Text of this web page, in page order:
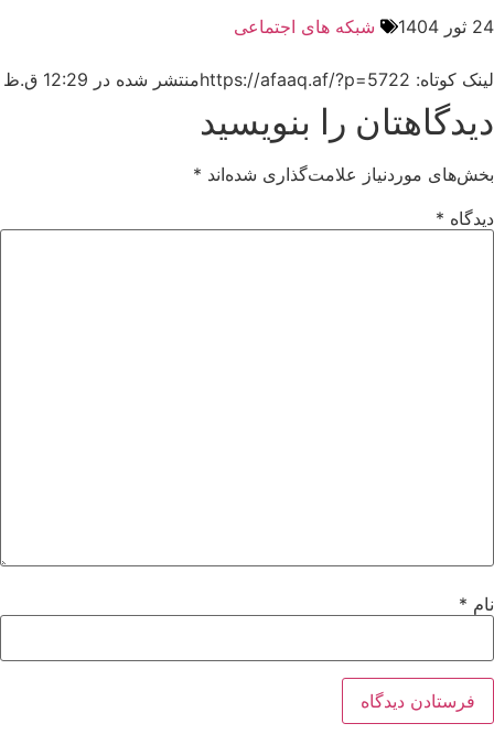
24 ثور 1404 شبکه های اجتماعی
لینک کوتاه: https://afaaq.af/?p=5722 منتشر شده در 12:29 ق.ظ
دیدگاهتان را بنویسید
بخش‌های موردنیاز علامت‌گذاری شده‌اند *
دیدگاه *
نام *